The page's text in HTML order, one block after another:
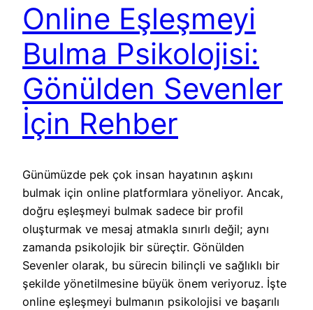
Online Eşleşmeyi
Bulma Psikolojisi:
Gönülden Sevenler
İçin Rehber
Günümüzde pek çok insan hayatının aşkını
bulmak için online platformlara yöneliyor. Ancak,
doğru eşleşmeyi bulmak sadece bir profil
oluşturmak ve mesaj atmakla sınırlı değil; aynı
zamanda psikolojik bir süreçtir. Gönülden
Sevenler olarak, bu sürecin bilinçli ve sağlıklı bir
şekilde yönetilmesine büyük önem veriyoruz. İşte
online eşleşmeyi bulmanın psikolojisi ve başarılı